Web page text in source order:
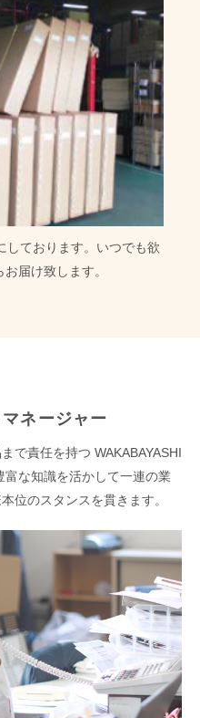
しております。いつでも欲
届け致します。
ネージャー
で責任を持つ WAKABAYASHI
富な知識を活かして一連の業
位のスタンスを貫きます。